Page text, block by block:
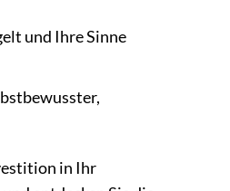
und Ihre Sinne
in Ihr